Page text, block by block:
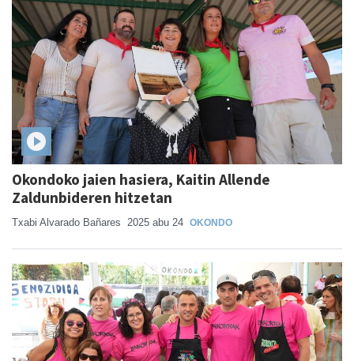
Okondoko jaien hasiera, Kaitin Allende
Zaldunbideren hitzetan
Txabi Alvarado Bañares 2025 abu 24 OKONDO